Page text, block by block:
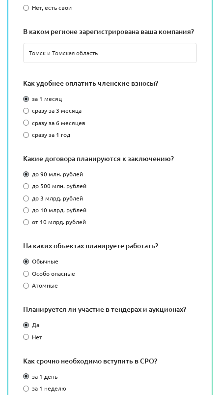
Нет, есть свои
В каком регионе зарегистрирована ваша компания?
Как удобнее оплатить членские взносы?
за 1 месяц
сразу за 3 месяца
сразу за 6 месяцев
сразу за 1 год
Какие договора планируются к заключению?
до 90 млн. рублей
до 500 млн. рублей
до 3 млрд. рублей
до 10 млрд. рублей
от 10 млрд. рублей
На каких объектах планируете работать?
Обычные
Особо опасные
Атомные
Планируется ли участие в тендерах и аукционах?
Да
Нет
Как срочно необходимо вступить в СРО?
за 1 день
за 1 неделю